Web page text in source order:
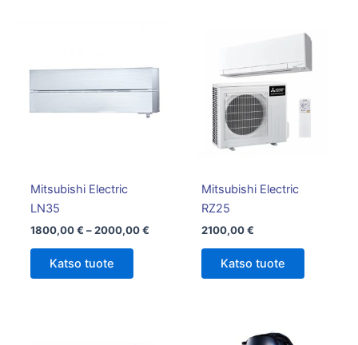
Mitsubishi Electric
LN35
1800,00€ – 2000,00€
Katso tuote
muunnelma.
Voit
Mitsubishi Electric
RZ25
2100,00€
Katso tuote